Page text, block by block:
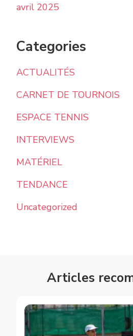
avril 2025
Categories
ACTUALITÉS
CARNET DE TOURNOIS
ESPACE TENNIS
INTERVIEWS
MATÉRIEL
TENDANCE
Uncategorized
Articles